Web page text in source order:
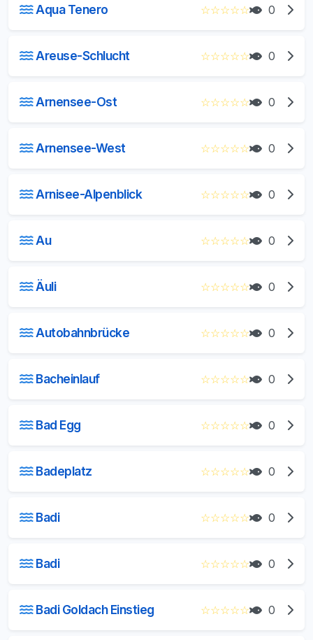
Aqua Tenero ☆☆☆☆☆ 0
Areuse-Schlucht ☆☆☆☆☆ 0
Arnensee-Ost ☆☆☆☆☆ 0
Arnensee-West ☆☆☆☆☆ 0
Arnisee-Alpenblick ☆☆☆☆☆ 0
Au ☆☆☆☆☆ 0
Äuli ☆☆☆☆☆ 0
Autobahnbrücke ☆☆☆☆☆ 0
Bacheinlauf ☆☆☆☆☆ 0
Bad Egg ☆☆☆☆☆ 0
Badeplatz ☆☆☆☆☆ 0
Badi ☆☆☆☆☆ 0
Badi ☆☆☆☆☆ 0
Badi Goldach Einstieg ☆☆☆☆☆ 0